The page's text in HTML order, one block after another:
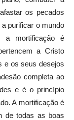
os pecados
purificar o mundo
a mortificação é
a Cristo
e os seus desejos
completa ao
e é o princípio
A mortificação é
de todas as boas